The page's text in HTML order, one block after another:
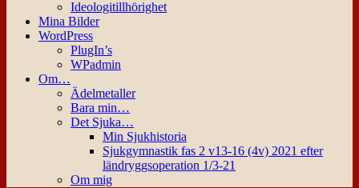
Ideologitillhörighet
Mina Bilder
WordPress
PlugIn’s
WPadmin
Om…
Ädelmetaller
Bara min…
Det Sjuka…
Min Sjukhistoria
Sjukgymnastik fas 2 v13-16 (4v) 2021 efter
ländryggsoperation 1/3-21
Om mig